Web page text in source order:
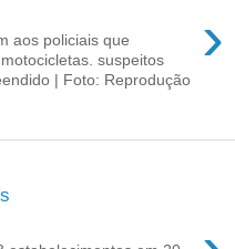
›
aos policiais que
suspeitos
| Foto: Reprodução